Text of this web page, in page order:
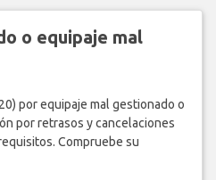
o equipaje mal
por equipaje mal gestionado o
por retrasos y cancelaciones
Compruebe su